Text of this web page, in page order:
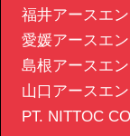
福井アースエ
愛媛アースエ
島根アースエ
山口アースエ
PT. NITTOC